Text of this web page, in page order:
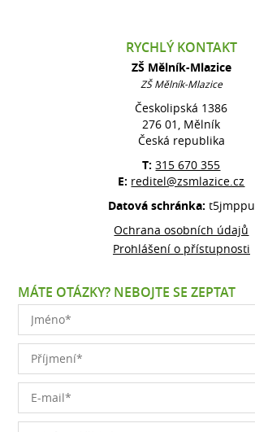
RYCHLÝ KONTAKT
ZŠ Mělník-Mlazice
ZŠ Mělník-Mlazice
Českolipská 1386
276 01, Mělník
Česká republika
T:315 670 355
E: reditel@zsmlazice.cz
Datová schránka: t5jmppu
Ochrana osobních údajů
Prohlášení o přístupnosti
MÁTE OTÁZKY? NEBOJTE SE ZEPTAT